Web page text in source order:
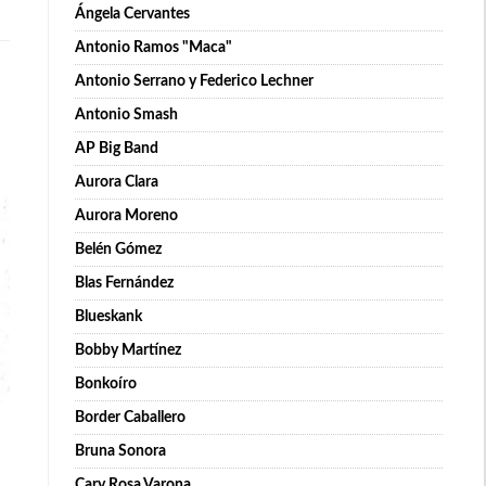
Ángela Cervantes
Antonio Ramos "Maca"
Antonio Serrano y Federico Lechner
Antonio Smash
AP Big Band
Aurora Clara
Aurora Moreno
Belén Gómez
Blas Fernández
Blueskank
Bobby Martínez
Bonkoíro
Border Caballero
Bruna Sonora